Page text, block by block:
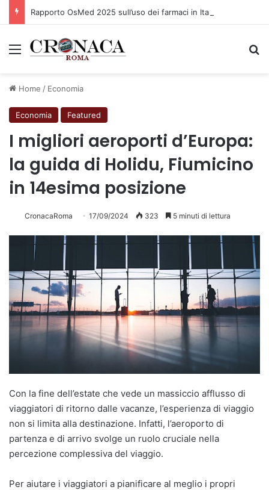
Rapporto OsMed 2025 sull’uso dei farmaci in Italia
Menu
Home / Economia
Economia Featured
I migliori aeroporti d’Europa:
la guida di Holidu, Fiumicino
in 14esima posizione
CronacaRoma 17/09/2024 323 5 minuti di lettura
Con la fine dell’estate che vede un massiccio afflusso di
viaggiatori di ritorno dalle vacanze, l’esperienza di viaggio
non si limita alla destinazione. Infatti, l’aeroporto di
partenza e di arrivo svolge un ruolo cruciale nella
percezione complessiva del viaggio.
Per aiutare i viaggiatori a pianificare al meglio i propri